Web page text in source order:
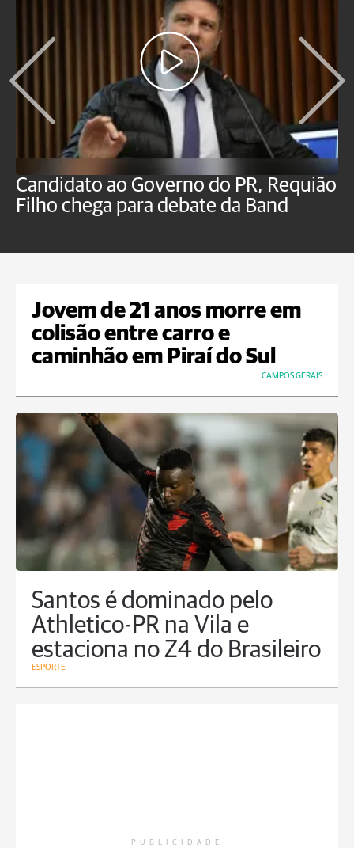
Candidato ao Governo do PR, Requião
Filho chega para debate da Band
Jovem de 21 anos morre em
colisão entre carro e
caminhão em Piraí do Sul
CAMPOS GERAIS
Santos é dominado pelo
Athletico-PR na Vila e
estaciona no Z4 do Brasileiro
ESPORTE
PUBLICIDADE